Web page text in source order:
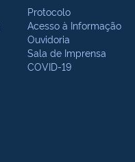
Protocolo
Acesso à Informação
Ouvidoria
Sala de Imprensa
COVID-19